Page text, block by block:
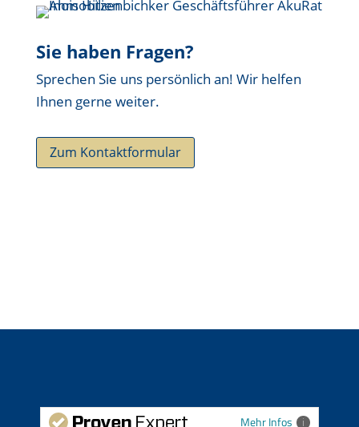
Sie haben Fragen?
Sprechen Sie uns persönlich an! Wir helfen
Ihnen gerne weiter.
Zum Kontaktformular
Mehr Infos